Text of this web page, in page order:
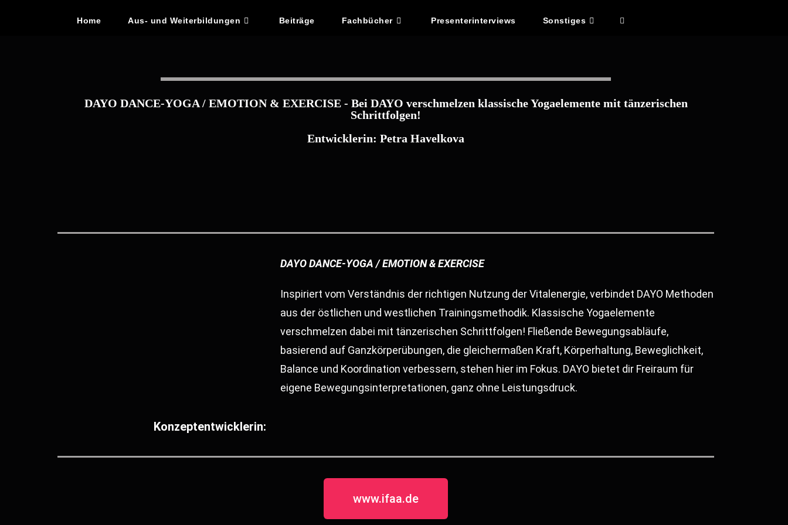
Home Aus- und Weiterbildungen Beiträge Fachbücher Presenterinterviews Sonstiges
DAYO DANCE-YOGA / EMOTION & EXERCISE - Bei DAYO verschmelzen klassische Yogaelemente mit tänzerischen
Schrittfolgen!
Entwicklerin: Petra Havelkova
DAYO DANCE-YOGA / EMOTION & EXERCISE
Inspiriert vom Verständnis der richtigen Nutzung der Vitalenergie, verbindet DAYO Methoden
aus der östlichen und westlichen Trainingsmethodik. Klassische Yogaelemente
verschmelzen dabei mit tänzerischen Schrittfolgen! Fließende Bewegungsabläufe,
basierend auf Ganzkörperübungen, die gleichermaßen Kraft, Körperhaltung, Beweglichkeit,
Balance und Koordination verbessern, stehen hier im Fokus. DAYO bietet dir Freiraum für
eigene Bewegungsinterpretationen, ganz ohne Leistungsdruck.
Konzeptentwicklerin:
www.ifaa.de